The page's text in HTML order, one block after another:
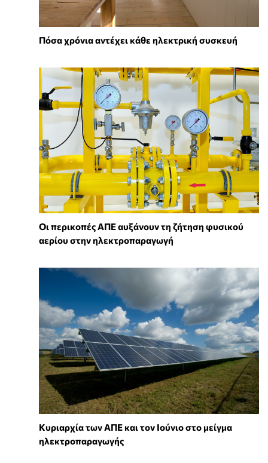
Πόσα χρόνια αντέχει κάθε ηλεκτρική συσκευή
Οι περικοπές ΑΠΕ αυξάνουν τη ζήτηση φυσικού
αερίου στην ηλεκτροπαραγωγή
Κυριαρχία των ΑΠΕ και τον Ιούνιο στο μείγμα
ηλεκτροπαραγωγής